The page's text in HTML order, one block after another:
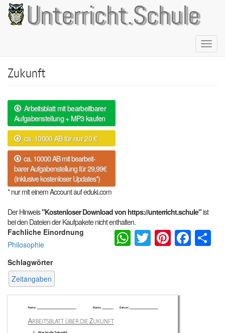
Direkt
zum
Inhalt
Unterricht.Schule
Zukunft
Arbeitsblatt mit bearbeitbarer
Aufgabenstellung + MP3 kaufen
ca. 10000 AB für nur 20 €
ca. 10000 AB mit bearbeit-
barer Aufgabenstellung für 29,99€
(inklusive kostenloser Updates*)
* nur mit einem Account auf eduki.com
Der Hinweis"Kostenloser Download von https://unterricht.schule"ist
bei den Dateien der Kaufpakete nicht enthalten.
Fachliche Einordnung
Philosophie
Schlagwörter
Zeitangaben
WhatsApp
Twitter